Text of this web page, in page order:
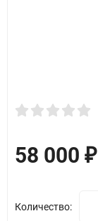
58 000 ₽
Количество: